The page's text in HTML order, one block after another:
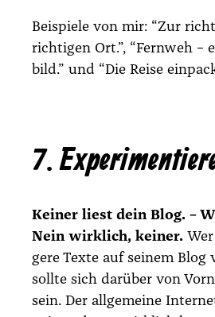
Bei­spie­le von mir: “Zur
rich­ti­gen Ort.”, “Fern­weh –
bild.” und “Die Rei­se
7.
Kei­ner liest dein Blog. –
Nein wirk­lich, kei­ner.
ge­re Tex­te auf sei­nem
soll­te sich dar­über von
sein. Der all­ge­mei­ne